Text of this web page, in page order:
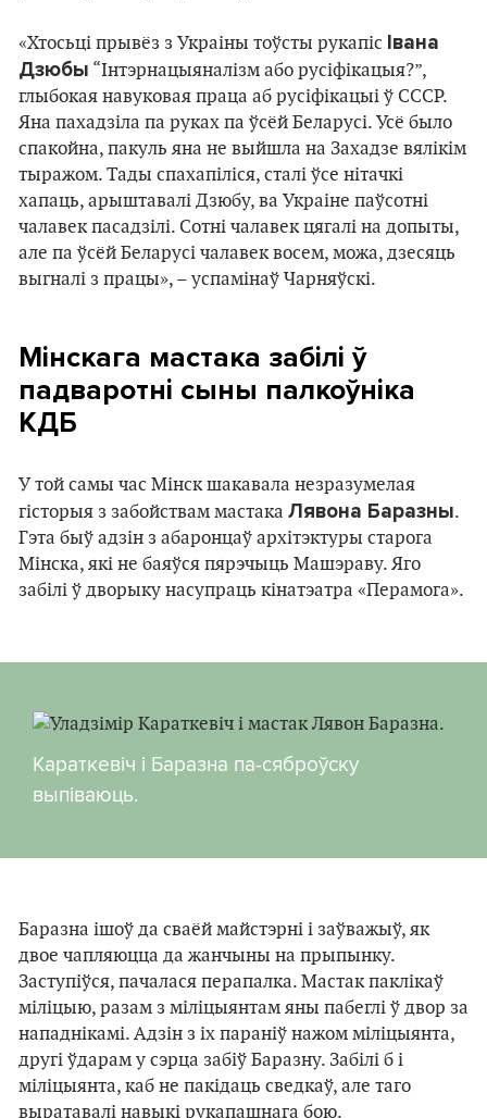
«Хтосьці прывёз з Украіны тоўсты рукапіс Івана
Дзюбы “Інтэрнацыяналізм або русіфікацыя?”,
глыбокая навуковая праца аб русіфікацыі ў СССР.
Яна пахадзіла па руках па ўсёй Беларусі. Усё было
спакойна, пакуль яна не выйшла на Захадзе вялікім
тыражом. Тады спахапіліся, сталі ўсе нітачкі
хапаць, арыштавалі Дзюбу, ва Украіне паўсотні
чалавек пасадзілі. Сотні чалавек цягалі на допыты,
але па ўсёй Беларусі чалавек восем, можа, дзесяць
выгналі з працы», – успамінаў Чарняўскі.
Мінскага мастака забілі ў
падваротні сыны палкоўніка
КДБ
У той самы час Мінск шакавала незразумелая
гісторыя з забойствам мастака Лявона Баразны.
Гэта быў адзін з абаронцаў архітэктуры старога
Мінска, які не баяўся пярэчыць Машэраву. Яго
забілі ў дворыку насупраць кінатэатра «Перамога».
Караткевіч і Баразна па-сяброўску
выпіваюць.
Баразна ішоў да сваёй майстэрні і заўважыў, як
двое чапляюцца да жанчыны на прыпынку.
Заступіўся, пачалася перапалка. Мастак паклікаў
міліцыю, разам з міліцыянтам яны пабеглі ў двор за
нападнікамі. Адзін з іх параніў нажом міліцыянта,
другі ўдарам у сэрца забіў Баразну. Забілі б і
міліцыянта, каб не пакідаць сведкаў, але таго
выратавалі навыкі рукапашнага бою.